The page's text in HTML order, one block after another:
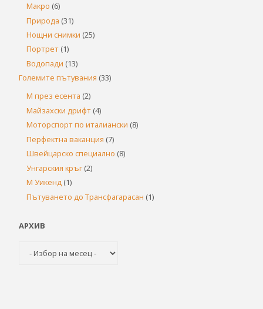
Макро (6)
Природа (31)
Нощни снимки (25)
Портрет (1)
Водопади (13)
Големите пътувания (33)
М през есента (2)
Майзахски дрифт (4)
Моторспорт по италиански (8)
Перфектна ваканция (7)
Швейцарско специално (8)
Унгарския кръг (2)
М Уикенд (1)
Пътуването до Трансфагарасан (1)
АРХИВ